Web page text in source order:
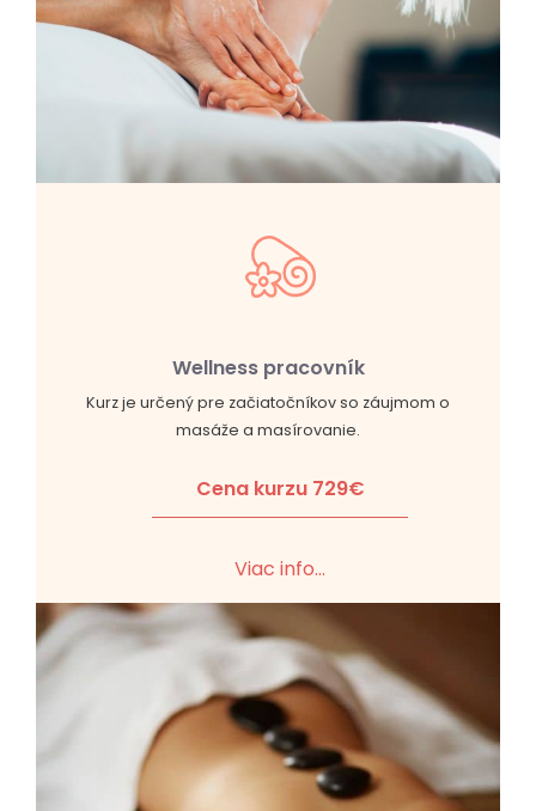
Wellness pracovník
Kurz je určený pre začiatočníkov so záujmom o
masáže a masírovanie.
Cena kurzu 729€
Viac info...